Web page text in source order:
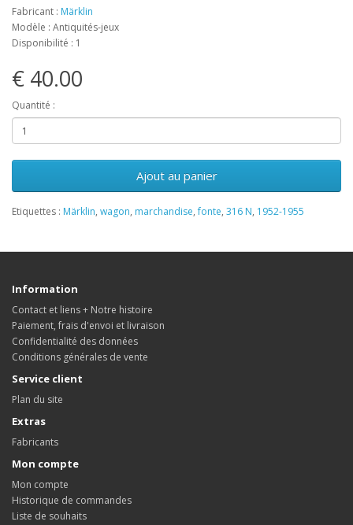
Fabricant : Märklin
Modèle : Antiquités-jeux
Disponibilité : 1
€ 40.00
Quantité :
Ajout au panier
Etiquettes : Märklin, wagon, marchandise,fonte, 316 N, 1952-1955
Information
Contact et liens + Notre histoire
Paiement, frais d'envoi et livraison
Confidentialité des données
Conditions générales de vente
Service client
Plan du site
Extras
Fabricants
Mon compte
Mon compte
Historique de commandes
Liste de souhaits